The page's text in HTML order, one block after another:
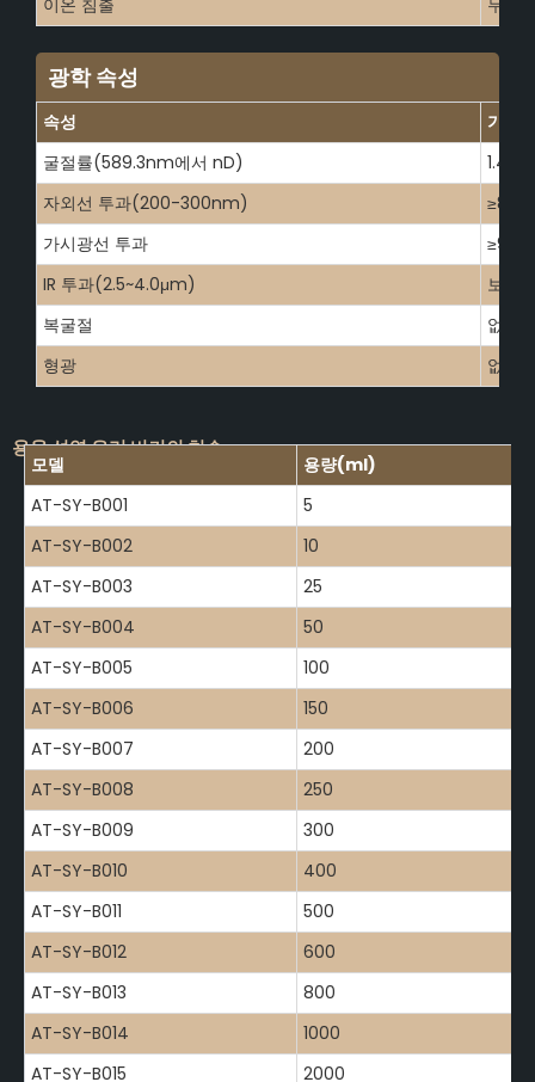
이온 침출 무시
광학 속성
속성
가치
굴절률(589.3nm에서 nD)
자외선 투과(200-300nm)
≥85%
가시광선 투과
≥93%
IR 투과(2.5~4.0μm)
보통
복굴절
없음
형광
없음
용융 석영 유리 비커의 치수
모델
용량(ml)
AT-SY-B001
5
AT-SY-B002
10
AT-SY-B003
25
AT-SY-B004
50
AT-SY-B005
100
AT-SY-B006
150
AT-SY-B007
200
AT-SY-B008
250
AT-SY-B009
300
AT-SY-B010
400
AT-SY-B011
500
AT-SY-B012
600
AT-SY-B013
800
AT-SY-B014
1000
AT-SY-B015
2000